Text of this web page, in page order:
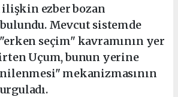
ilişkin ezber bozan
Mevcut sistemde
seçim" kavramının yer
Uçum, bunun yerine
mekanizmasının